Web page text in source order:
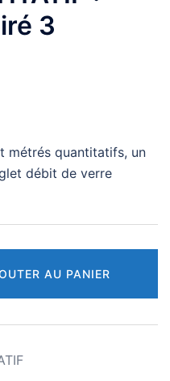
3
métrés quantitatifs, un
débit de verre
AU PANIER